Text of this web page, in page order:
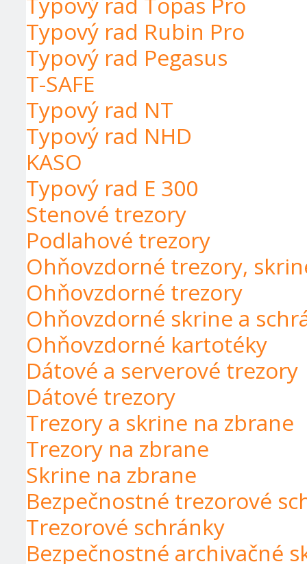
Typový rad Rubin Pro
Typový rad Pegasus
T-SAFE
Typový rad NT
Typový rad NHD
KASO
Typový rad E 300
Stenové trezory
Podlahové trezory
Ohňovzdorné trezory,
Ohňovzdorné trezory
Ohňovzdorné skrine a
Ohňovzdorné kartotéky
Dátové a serverové trezory
Dátové trezory
Trezory a skrine na zbrane
Trezory na zbrane
Skrine na zbrane
Bezpečnostné trezorové
Trezorové schránky
Bezpečnostné archivačné